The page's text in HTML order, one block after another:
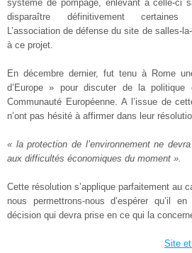
système de pompage, enlevant à celle-ci
disparaître définitivement certaines
L’association de défense du site de salles-
à ce projet.
En décembre dernier, fut tenu à Rome
d’Europe » pour discuter de la politique
Communauté Européenne. A l’issue de
n’ont pas hésité à affirmer dans leur
« la protection de l’environnement ne
aux difficultés économiques du moment ».
Cette résolution s’applique parfaitement au
nous permettrons-nous d’espérer qu’il
décision qui devra prise en ce qui la
Site